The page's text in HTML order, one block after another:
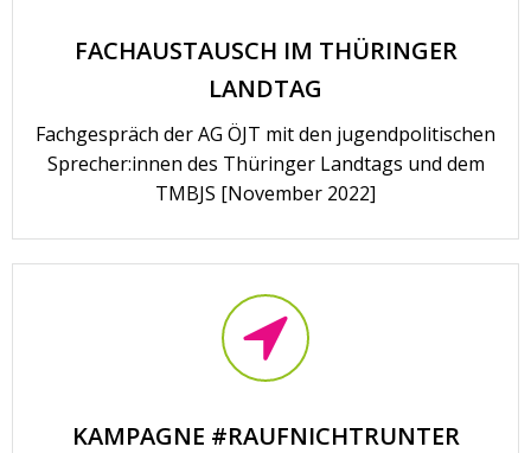
FACHAUSTAUSCH IM THÜRINGER
LANDTAG
Fachgespräch der AG ÖJT mit den jugendpolitischen
Sprecher:innen des Thüringer Landtags und dem
TMBJS [November 2022]
KAMPAGNE #RAUFNICHTRUNTER